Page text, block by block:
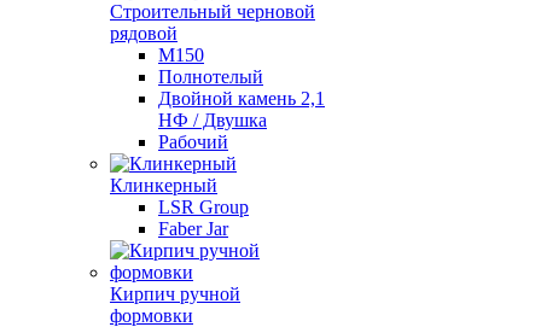
Строительный черновой
рядовой
М150
Полнотелый
Двойной камень 2,1
НФ / Двушка
Рабочий
Клинкерный
LSR Group
Faber Jar
Кирпич ручной
формовки